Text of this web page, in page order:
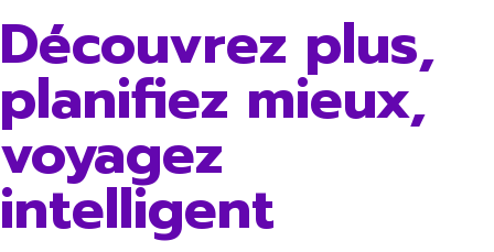
Découvrez plus,
planifiez mieux,
voyagez
intelligent